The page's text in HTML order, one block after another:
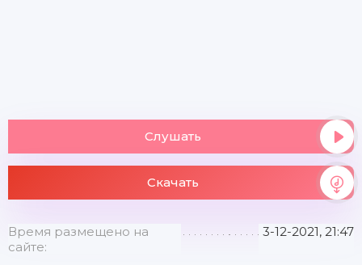
Слушать
Скачать
Время размещено на
сайте:
3-12-2021, 21:47